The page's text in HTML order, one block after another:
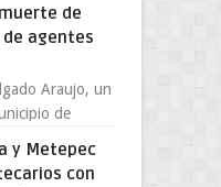
de
agentes
Araujo, un
de
un...
y Metepec
con